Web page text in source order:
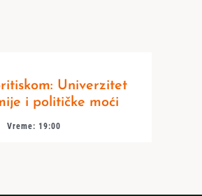
Univerzitet
i političke moći
Vreme: 19:00